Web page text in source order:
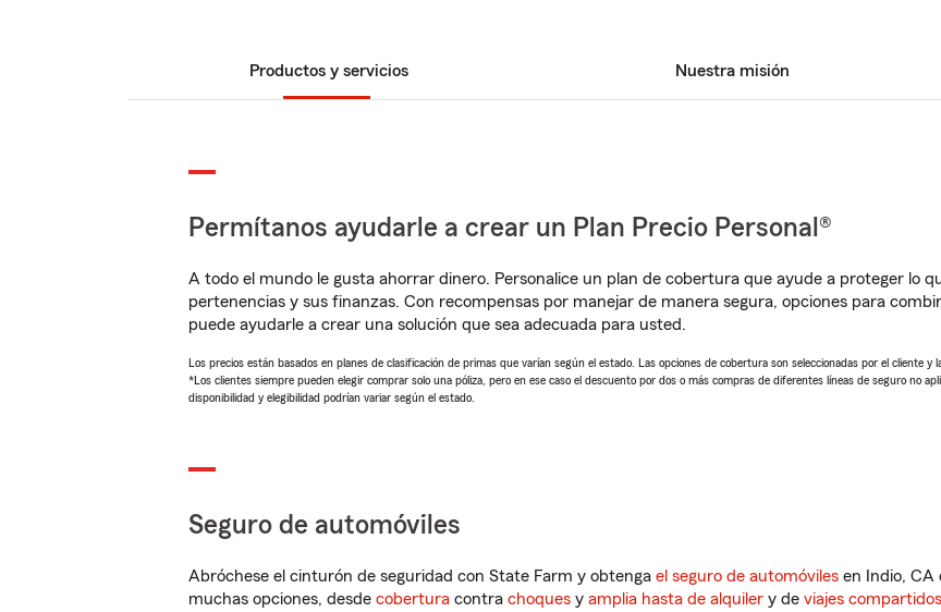
Productos y servicios Nuestra misión
Permítanos ayudarle a crear un Plan Precio Personal®
A todo el mundo le gusta ahorrar dinero. Personalice un plan de cobertura que ayude a proteger lo
pertenencias y sus finanzas. Con recompensas por manejar de manera segura, opciones para
puede ayudarle a crear una solución que sea adecuada para usted.
Los precios están basados en planes de clasificación de primas que varían según el estado. Las opciones de cobertura son seleccionadas por el cliente y
*Los clientes siempre pueden elegir comprar solo una póliza, pero en ese caso el descuento por dos o más compras de diferentes líneas de seguro no
disponibilidad y elegibilidad podrían variar según el estado.
Seguro de automóviles
Abróchese el cinturón de seguridad con State Farm y obtenga el seguro de automóviles en Indio, CA
muchas opciones, desde cobertura contra choques y amplia hasta de alquiler y de viajes compartidos